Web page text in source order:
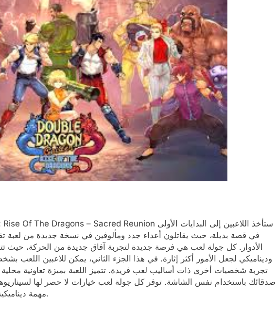
الأدوار. كل جولة لعب هي فرصة جديدة لتجربة آفاق جديدة من الحركة، حيث
وديناميكي لجعل الأمور أكثر إثارة. في هذا الجزء الثاني، يمكن للاعبين اللعب
تجربة شخصيات أخرى ذات أساليب لعب فريدة. تتميز اللعبة بميزة تعاونية
أصدقائك باستخدام نفس الشاشة. توفر كل جولة لعب خيارات لا حصر لها
مهمة ديناميكية توفر المزيد من التنوع والإثارة.